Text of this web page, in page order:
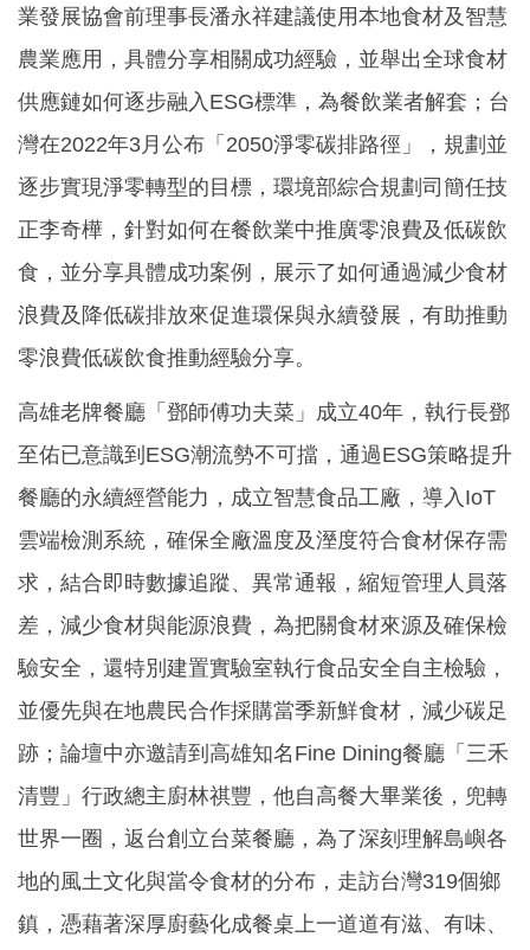
業發展協會前理事長潘永祥建議使用本地食材及智慧
農業應用，具體分享相關成功經驗，並舉出全球食材
供應鏈如何逐步融入ESG標準，為餐飲業者解套；台
灣在2022年3月公布「2050淨零碳排路徑」，規劃並
逐步實現淨零轉型的目標，環境部綜合規劃司簡任技
正李奇樺，針對如何在餐飲業中推廣零浪費及低碳飲
食，並分享具體成功案例，展示了如何通過減少食材
浪費及降低碳排放來促進環保與永續發展，有助推動
零浪費低碳飲食推動經驗分享。
高雄老牌餐廳「鄧師傅功夫菜」成立40年，執行長鄧
至佑已意識到ESG潮流勢不可擋，通過ESG策略提升
餐廳的永續經營能力，成立智慧食品工廠，導入IoT
雲端檢測系統，確保全廠溫度及溼度符合食材保存需
求，結合即時數據追蹤、異常通報，縮短管理人員落
差，減少食材與能源浪費，為把關食材來源及確保檢
驗安全，還特別建置實驗室執行食品安全自主檢驗，
並優先與在地農民合作採購當季新鮮食材，減少碳足
跡；論壇中亦邀請到高雄知名Fine Dining餐廳「三禾
清豐」行政總主廚林祺豐，他自高餐大畢業後，兜轉
世界一圈，返台創立台菜餐廳，為了深刻理解島嶼各
地的風土文化與當令食材的分布，走訪台灣319個鄉
鎮，憑藉著深厚廚藝化成餐桌上一道道有滋、有味、